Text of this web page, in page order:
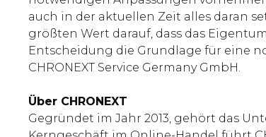
auch in der aktuellen Zeit alles daran
größten Wert darauf, dass das
Entscheidung die Grundlage für eine
CHRONEXT Service Germany GmbH.
Über CHRONEXT
Gegründet im Jahr 2013, gehört das